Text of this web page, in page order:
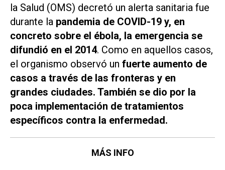
la Salud (OMS) decretó un alerta sanitaria fue
durante la pandemia de COVID-19 y, en
concreto sobre el ébola, la emergencia se
difundió en el 2014. Como en aquellos casos,
el organismo observó un fuerte aumento de
casos a través de las fronteras y en
grandes ciudades. También se dio por la
poca implementación de tratamientos
específicos contra la enfermedad.
MÁS INFO